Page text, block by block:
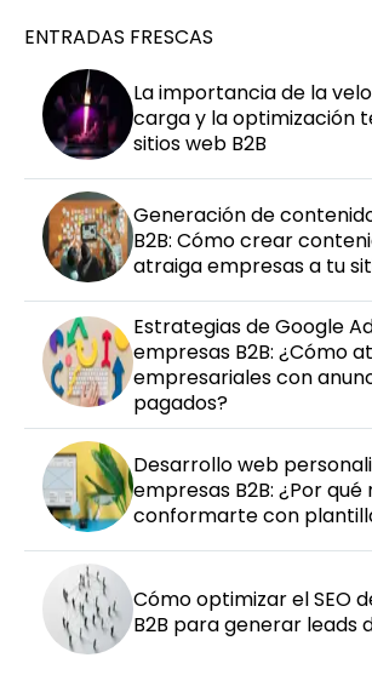
ENTRADAS FRESCAS
La importancia de la
carga y la optimización
sitios web B2B
Generación de
B2B: Cómo crear
atraiga empresas a tu
Estrategias de Google
empresas B2B: ¿Cómo
empresariales con
pagados?
Desarrollo web
empresas B2B: ¿Por
conformarte con
Cómo optimizar el SEO
B2B para generar leads